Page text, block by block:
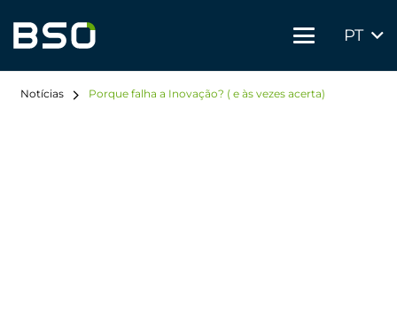
PT
Notícias Porque falha a Inovação? ( e às vezes acerta)